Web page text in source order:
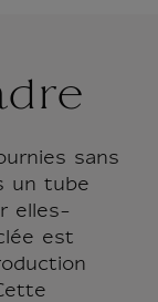
sans
un tube
elles-
est